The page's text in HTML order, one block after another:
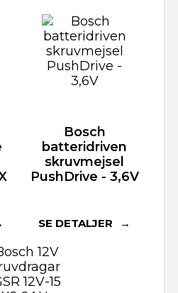
Bosch
batteridriven
skruvmejsel
PushDrive - 3,6V
SE DETALJER